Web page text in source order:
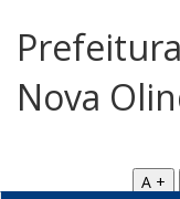
Nova
A +